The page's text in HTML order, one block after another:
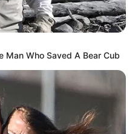
Viagra - Here's The Aisle
Man Who Saved A Bear Cub